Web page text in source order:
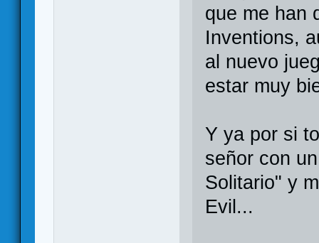
que me han
Inventions,
al nuevo
estar muy
Y ya por si
señor con
Solitario" y
Evil...